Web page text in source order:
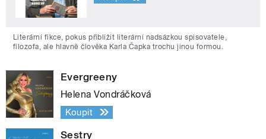
Literární fikce, pokus přiblížit literární nadsázkou spisovatele,
filozofa, ale hlavně člověka Karla Čapka trochu jinou formou.
Evergreeny
Helena Vondráčková
Koupit
Sestry